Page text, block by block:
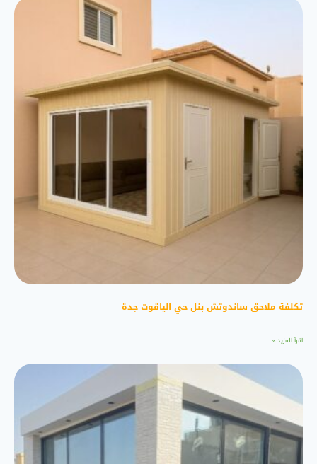
تكلفة ملاحق ساندوتش بنل حي الياقوت جدة
اقرأ المزيد »